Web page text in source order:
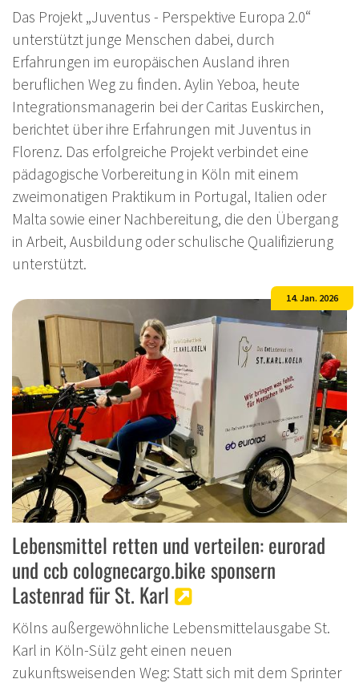
Das Projekt „Juventus - Perspektive Europa 2.0“
unterstützt junge Menschen dabei, durch
Erfahrungen im europäischen Ausland ihren
beruflichen Weg zu finden. Aylin Yeboa, heute
Integrationsmanagerin bei der Caritas Euskirchen,
berichtet über ihre Erfahrungen mit Juventus in
Florenz. Das erfolgreiche Projekt verbindet eine
pädagogische Vorbereitung in Köln mit einem
zweimonatigen Praktikum in Portugal, Italien oder
Malta sowie einer Nachbereitung, die den Übergang
in Arbeit, Ausbildung oder schulische Qualifizierung
unterstützt.
Lebensmittel retten und verteilen: eurorad
und ccb colognecargo.bike sponsern
Lastenrad für St. Karl
14. Jan. 2026
Kölns außergewöhnliche Lebensmittelausgabe St.
Karl in Köln-Sülz geht einen neuen
zukunftsweisenden Weg: Statt sich mit dem Sprinter